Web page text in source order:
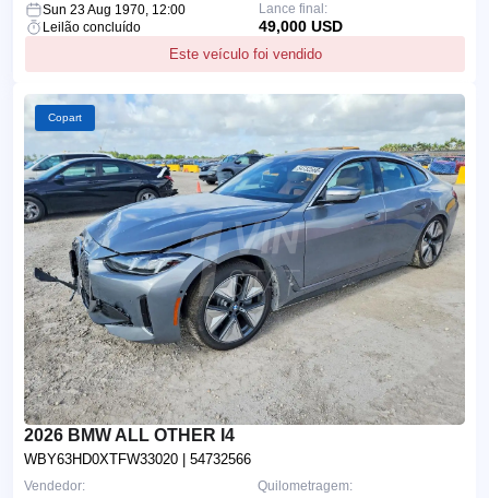
Sun 23 Aug 1970, 12:00
Leilão concluído
Este veículo foi vendido
Lance final:
49,000 USD
Copart
2026 BMW ALL OTHER I4
WBY63HD0XTFW33020 | 54732566
Quilometragem:
Vendedor: